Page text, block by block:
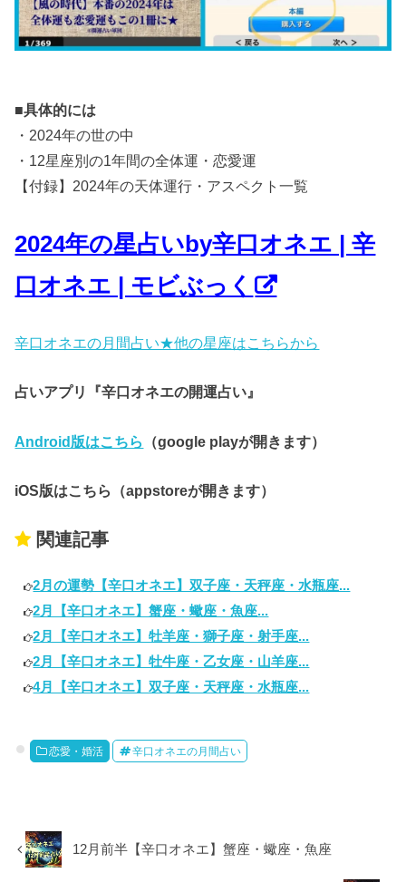
■具体的には
・2024年の世の中
・12星座別の1年間の全体運・恋愛運
【付録】2024年の天体運行・アスペクト一覧
2024年の星占いby辛口オネエ | 辛
口オネエ | モビぶっく
辛口オネエの月間占い★他の星座はこちらから
占いアプリ『辛口オネエの開運占い』
Android版はこちら （google playが開きます）
iOS版はこちら（appstoreが開きます）
関連記事
2月の運勢【辛口オネエ】双子座・天秤座・水瓶座...
2月【辛口オネエ】蟹座・蠍座・魚座...
2月【辛口オネエ】牡羊座・獅子座・射手座...
2月【辛口オネエ】牡牛座・乙女座・山羊座...
4月【辛口オネエ】双子座・天秤座・水瓶座...
恋愛・婚活 辛口オネエの月間占い
12月前半【辛口オネエ】蟹座・蠍座・魚座